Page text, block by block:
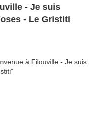
- Je suis
- Le Gristiti